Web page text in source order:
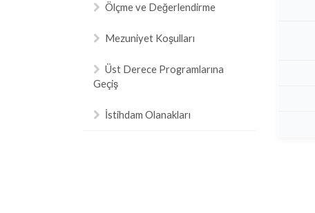
Ölçme ve Değerlendirme
Mezuniyet Koşulları
Üst Derece Programlarına
Geçiş
İstihdam Olanakları